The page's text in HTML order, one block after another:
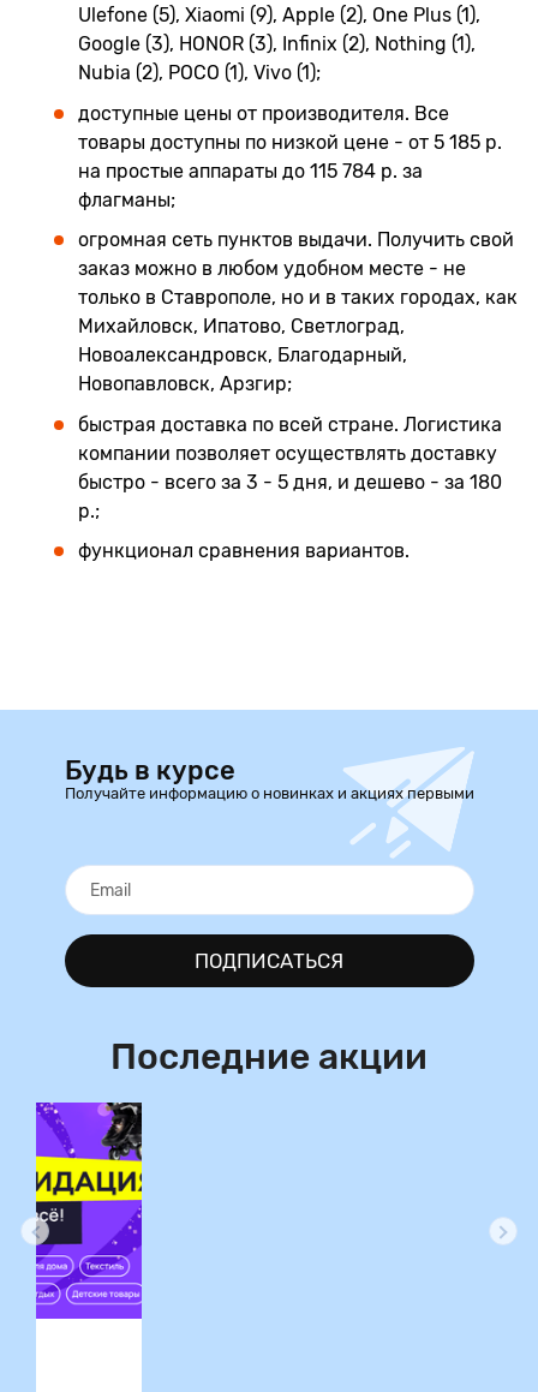
Ulefone (5), Xiaomi (9), Apple (2), One Plus (1),
Google (3), HONOR (3), Infinix (2), Nothing (1),
Nubia (2), POCO (1), Vivo (1);
доступные цены от производителя. Все
товары доступны по низкой цене - от 5 185 р.
на простые аппараты до 115 784 р. за
флагманы;
огромная сеть пунктов выдачи. Получить свой
заказ можно в любом удобном месте - не
только в Ставрополе, но и в таких городах, как
Михайловск, Ипатово, Светлоград,
Новоалександровск, Благодарный,
Новопавловск, Арзгир;
быстрая доставка по всей стране. Логистика
компании позволяет осуществлять доставку
быстро - всего за 3 - 5 дня, и дешево - за 180
р.;
функционал сравнения вариантов.
Будь в курсе
Получайте информацию о новинках и акциях первыми
ПОДПИСАТЬСЯ
Последние акции